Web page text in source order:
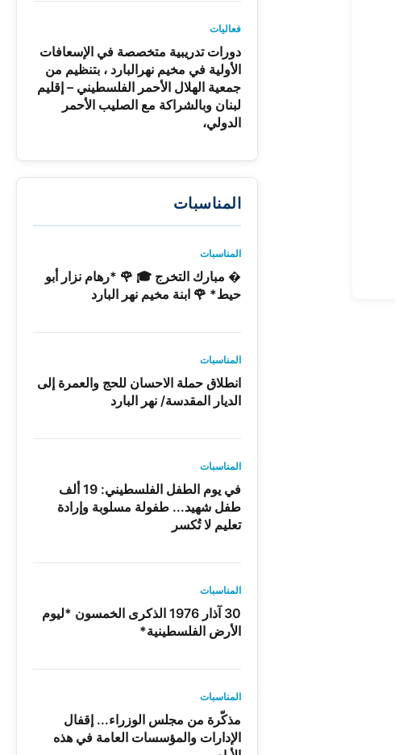
فعاليات
دورات تدريبية متخصصة في الإسعافات
الأولية في مخيم نهرالبارد ، بتنظيم من
جمعية الهلال الأحمر الفلسطيني – إقليم
لبنان وبالشراكة مع الصليب الأحمر
الدولي،
المناسبات
المناسبات
� مبارك التخرج 🎓 🌹 *رهام نزار أبو
حيط* 🌹 ابنة مخيم نهر البارد
المناسبات
انطلاق حملة الاحسان للحج والعمرة إلى
الديار المقدسة/ نهر البارد
المناسبات
في يوم الطفل الفلسطيني: 19 ألف
طفل شهيد... طفولة مسلوبة وإرادة
تعليم لا تُكسر
المناسبات
30 آذار 1976 الذكرى الخمسون *ليوم
الأرض الفلسطينية*
المناسبات
مذكّرة من مجلس الوزراء... إقفال
الإدارات والمؤسسات العامة في هذه